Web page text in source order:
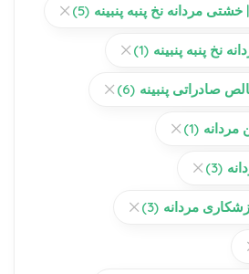
مردانه نخ پنبه پنبینه (5)
نخ پنبه پنبینه (1)
صادراتی پنبینه (6)
مردانه (1)
(3)
مردانه (3)